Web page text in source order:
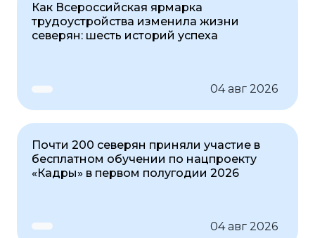
Как Всероссийская ярмарка
трудоустройства изменила жизни
северян: шесть историй успеха
04 авг 2026
Почти 200 северян приняли участие в
бесплатном обучении по нацпроекту
«Кадры» в первом полугодии 2026
04 авг 2026